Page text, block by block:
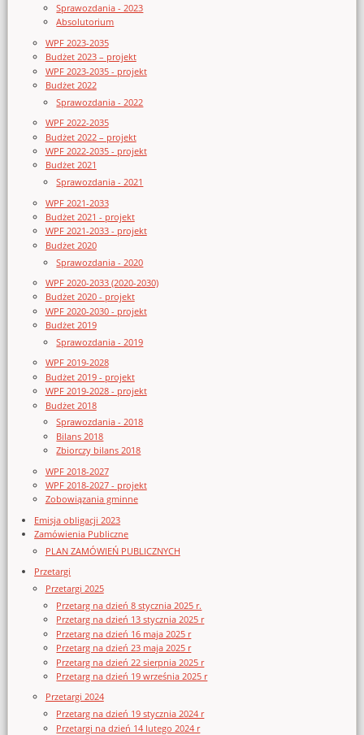
Sprawozdania - 2023
Absolutorium
WPF 2023-2035
Budżet 2023 – projekt
WPF 2023-2035 - projekt
Budżet 2022
Sprawozdania - 2022
WPF 2022-2035
Budżet 2022 – projekt
WPF 2022-2035 - projekt
Budżet 2021
Sprawozdania - 2021
WPF 2021-2033
Budżet 2021 - projekt
WPF 2021-2033 - projekt
Budżet 2020
Sprawozdania - 2020
WPF 2020-2033 (2020-2030)
Budżet 2020 - projekt
WPF 2020-2030 - projekt
Budżet 2019
Sprawozdania - 2019
WPF 2019-2028
Budżet 2019 - projekt
WPF 2019-2028 - projekt
Budżet 2018
Sprawozdania - 2018
Bilans 2018
Zbiorczy bilans 2018
WPF 2018-2027
WPF 2018-2027 - projekt
Zobowiązania gminne
Emisja obligacji 2023
Zamówienia Publiczne
PLAN ZAMÓWIEŃ PUBLICZNYCH
Przetargi
Przetargi 2025
Przetarg na dzień 8 stycznia 2025 r.
Przetarg na dzień 13 stycznia 2025 r
Przetarg na dzień 16 maja 2025 r
Przetarg na dzień 23 maja 2025 r
Przetarg na dzień 22 sierpnia 2025 r
Przetarg na dzień 19 września 2025 r
Przetargi 2024
Przetarg na dzień 19 stycznia 2024 r
Przetargi na dzień 14 lutego 2024 r